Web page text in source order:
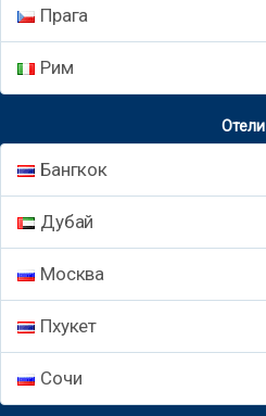
Прага
Рим
Отели
Бангкок
Дубай
Москва
Пхукет
Сочи